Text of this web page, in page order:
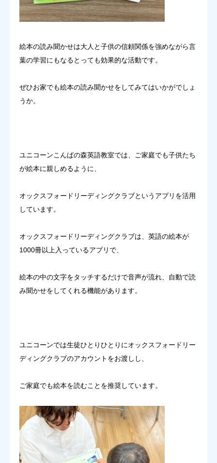
絵本の読み聞かせは大人と子供の信頼関係を強めながら言
葉の学習にもなるとっても効果的な活動です。
ぜひお家でも絵本の読み聞かせをしてみてはいかがでしょ
うか。
ユニコーンこんばの森英語教室では、ご家庭でも子供たち
が絵本に親しめるように、
オックスフォードリーディングクラブというアプリを活用
しています。
オックスフォードリーディングクラブは、英語の絵本が
1000冊以上入っているアプリで、
絵本の中の文字をタッチするだけで音声が流れ、自動で読
み聞かせをしてくれる機能があります。
ユニコーンでは生徒ひとりひとりにオックスフォードリー
ディングクラブのアカウントをお渡しし、
ご家庭でも絵本を読むことを推奨しています。